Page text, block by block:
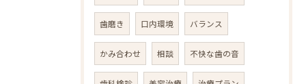
歯磨き 口内環境 バランス
かみ合わせ 相談 不快な歯の音